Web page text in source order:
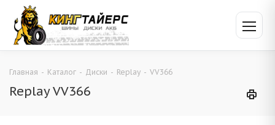
Главная - Каталог - Диски - Replay - VV366
Replay VV366